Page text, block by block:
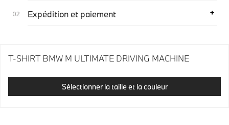
Expédition et paiement
T-SHIRT BMW M ULTIMATE DRIVING MACHINE
Sélectionner la taille et la couleur